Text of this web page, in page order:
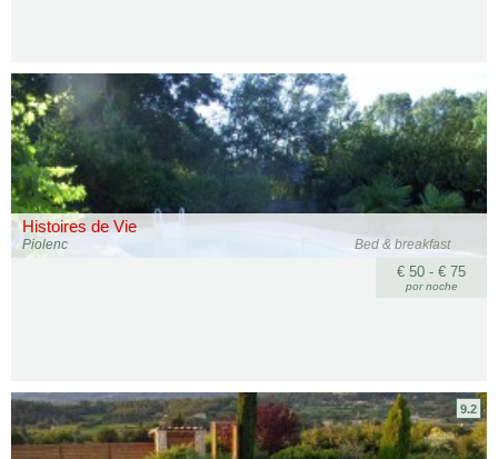
Histoires de Vie
Bed & breakfast
Piolenc
€ 50 - € 75
por noche
9.2